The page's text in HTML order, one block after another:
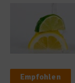
Empfohlen